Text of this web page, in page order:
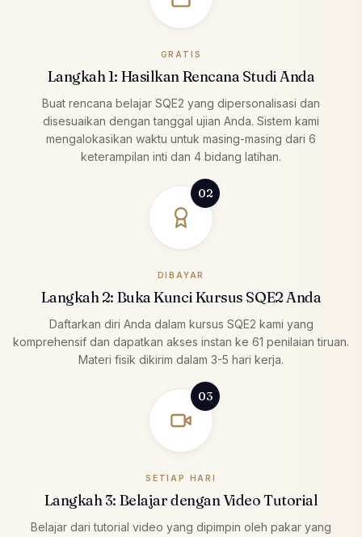
GRATIS
Langkah 1: Hasilkan Rencana Studi Anda
Buat rencana belajar SQE2 yang dipersonalisasi dan
disesuaikan dengan tanggal ujian Anda. Sistem kami
mengalokasikan waktu untuk masing-masing dari 6
keterampilan inti dan 4 bidang latihan.
02
DIBAYAR
Langkah 2: Buka Kunci Kursus SQE2 Anda
Daftarkan diri Anda dalam kursus SQE2 kami yang
komprehensif dan dapatkan akses instan ke 61 penilaian tiruan.
Materi fisik dikirim dalam 3-5 hari kerja.
03
SETIAP HARI
Langkah 3: Belajar dengan Video Tutorial
Belajar dari tutorial video yang dipimpin oleh pakar yang